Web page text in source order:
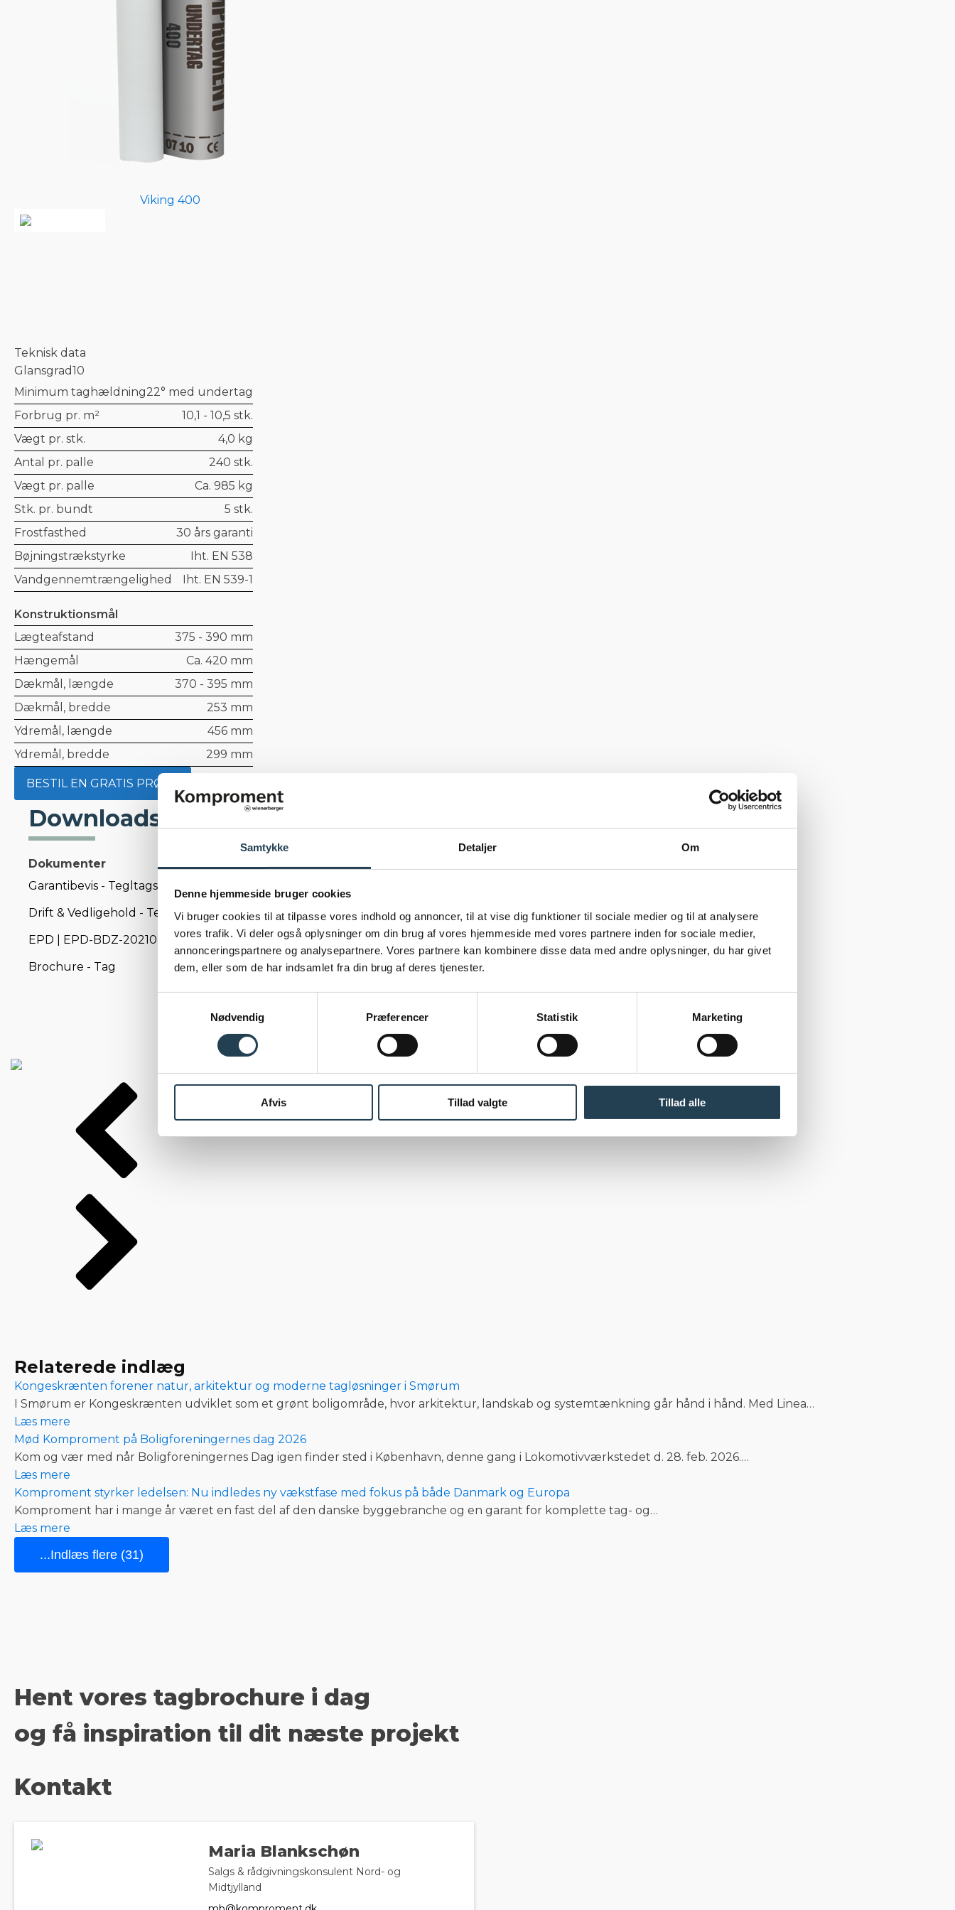
Samtykke Detaljer Om
Denne hjemmeside bruger cookies
Vi bruger cookies til at tilpasse vores indhold og annoncer, til at vise dig funktioner til sociale medier og til at analysere
vores trafik. Vi deler også oplysninger om din brug af vores hjemmeside med vores partnere inden for sociale medier,
annonceringspartnere og analysepartnere. Vores partnere kan kombinere disse data med andre oplysninger, du har givet
dem, eller som de har indsamlet fra din brug af deres tjenester.
Nødvendig
Præferencer Statistik Marketing
Afvis Tillad valgte Tillad alle
Viking 400
Teknisk data
Glansgrad10
Minimum taghældning22° med undertag
Forbrug pr. m²
10,1 - 10,5 stk.
Vægt pr. stk.
4,0 kg
Antal pr. palle
240 stk.
Vægt pr. palle
Ca. 985 kg
Stk. pr. bundt
5 stk.
Frostfasthed
30 års garanti
Bøjningstrækstyrke
Iht. EN 538
Vandgennemtrængelighed
Iht. EN 539-1
Konstruktionsmål
Lægteafstand
375 - 390 mm
Hængemål
Ca. 420 mm
Dækmål, længde
370 - 395 mm
Dækmål, bredde
253 mm
Ydremål, længde
456 mm
Ydremål, bredde
299 mm
BESTIL EN GRATIS PRØVE
Downloads
Dokumenter
Garantibevis - Tegltagsten
Drift & Vedligehold - Tegltag
EPD | EPD-BDZ-20210268-IBG2-EN - Tegltagsten
Brochure - Tag
Nybyg, Årslev
Nordfals 10, Sort matglaseret
Relaterede indlæg
Kongeskrænten forener natur, arkitektur og moderne tagløsninger i Smørum
I Smørum er Kongeskrænten udviklet som et grønt boligområde, hvor arkitektur, landskab og systemtænkning går hånd i hånd. Med Linea…
Læs mere
Mød Komproment på Boligforeningernes dag 2026
Kom og vær med når Boligforeningernes Dag igen finder sted i København, denne gang i Lokomotivværkstedet d. 28. feb. 2026.…
Læs mere
Komproment styrker ledelsen: Nu indledes ny vækstfase med fokus på både Danmark og Europa
Komproment har i mange år været en fast del af den danske byggebranche og en garant for komplette tag- og…
Læs mere
...Indlæs flere (31)
Hent vores tagbrochure i dag
og få inspiration til dit næste projekt
Kontakt
Maria Blankschøn
Salgs & rådgivningskonsulent Nord- og
Midtjylland